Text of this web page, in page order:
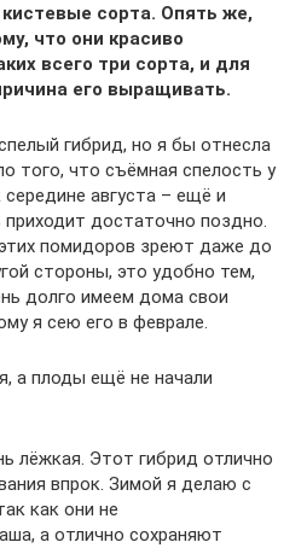
сорта. Опять же,
что они красиво
всего три сорта, и для
его выращивать.
гибрид, но я бы отнесла
того, что съёмная спелость у
августа – ещё и
приходит достаточно поздно.
помидоров зреют даже до
стороны, это удобно тем,
долго имеем дома свои
я сею его в феврале.
а плоды ещё не начали
лёжкая. Этот гибрид отлично
впрок. Зимой я делаю с
как они не
а отлично сохраняют